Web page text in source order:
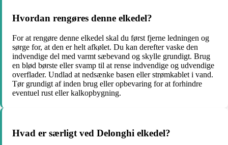
Hvordan rengøres denne elkedel?
For at rengøre denne elkedel skal du først fjerne ledningen og
sørge for, at den er helt afkølet. Du kan derefter vaske den
indvendige del med varmt sæbevand og skylle grundigt. Brug
en blød børste eller svamp til at rense indvendige og udvendige
overflader. Undlad at nedsænke basen eller strømkablet i vand.
Tør grundigt af inden brug eller opbevaring for at forhindre
eventuel rust eller kalkopbygning.
Hvad er særligt ved Delonghi elkedel?